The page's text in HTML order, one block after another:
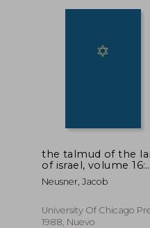
$ 43.18
the talmud of the
of israel, volume 16:
rosh hashanah (en
Inglés)
Neusner, Jacob
University Of Chicago
1988, Nuevo